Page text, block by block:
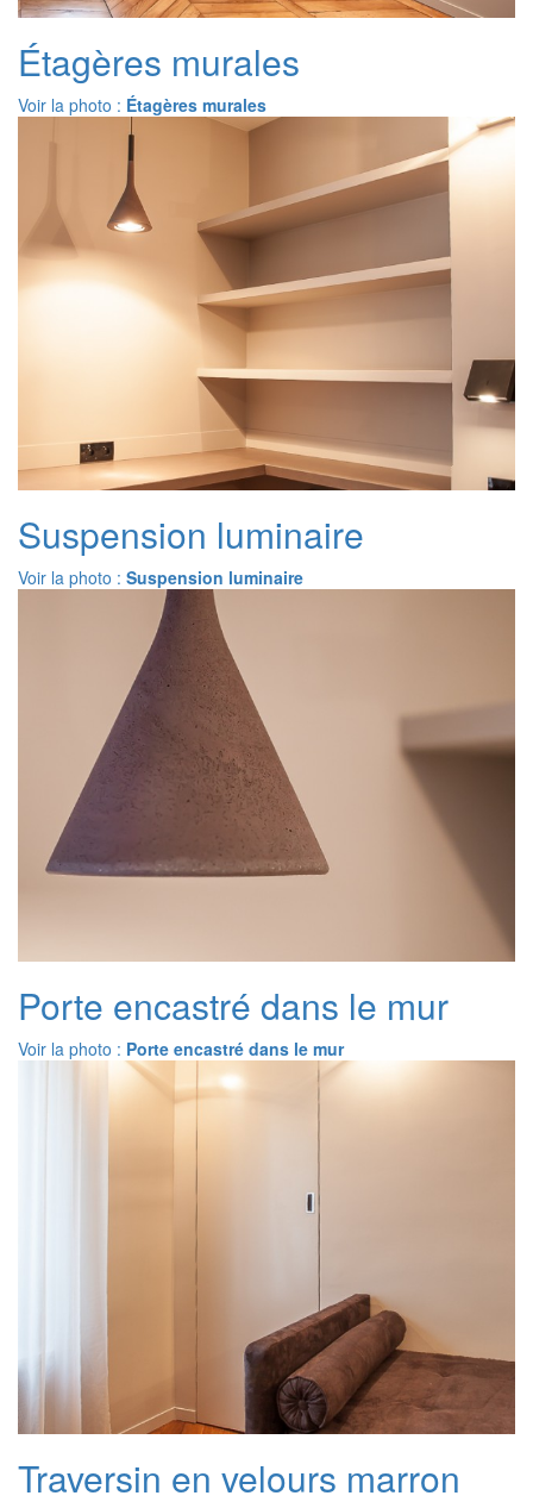
Étagères murales
Voir la photo : Étagères murales
Suspension luminaire
Voir la photo : Suspension luminaire
Porte encastré dans le mur
Voir la photo : Porte encastré dans le mur
Traversin en velours marron